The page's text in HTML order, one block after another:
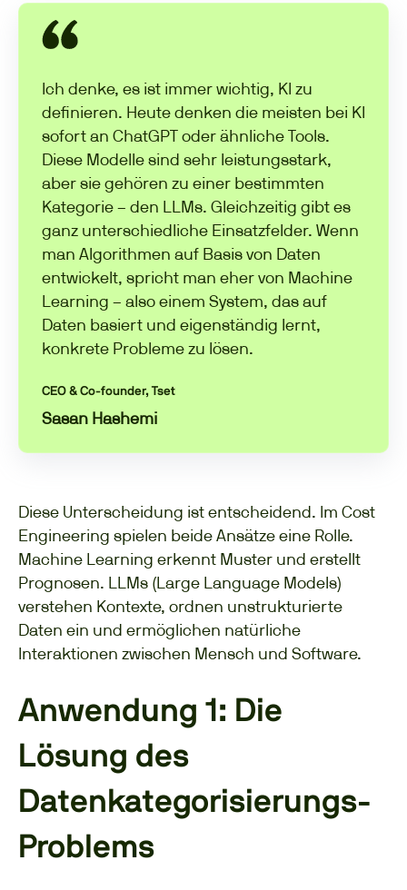
Ich denke, es ist immer wichtig, KI zu
definieren. Heute denken die meisten bei KI
sofort an ChatGPT oder ähnliche Tools.
Diese Modelle sind sehr leistungsstark,
aber sie gehören zu einer bestimmten
Kategorie – den LLMs. Gleichzeitig gibt es
ganz unterschiedliche Einsatzfelder. Wenn
man Algorithmen auf Basis von Daten
entwickelt, spricht man eher von Machine
Learning – also einem System, das auf
Daten basiert und eigenständig lernt,
konkrete Probleme zu lösen.
CEO & Co-founder, Tset
Sasan Hashemi
Diese Unterscheidung ist entscheidend. Im Cost
Engineering spielen beide Ansätze eine Rolle.
Machine Learning erkennt Muster und erstellt
Prognosen. LLMs (Large Language Models)
verstehen Kontexte, ordnen unstrukturierte
Daten ein und ermöglichen natürliche
Interaktionen zwischen Mensch und Software.
Anwendung 1: Die
Lösung des
Datenkategorisierungs-
Problems